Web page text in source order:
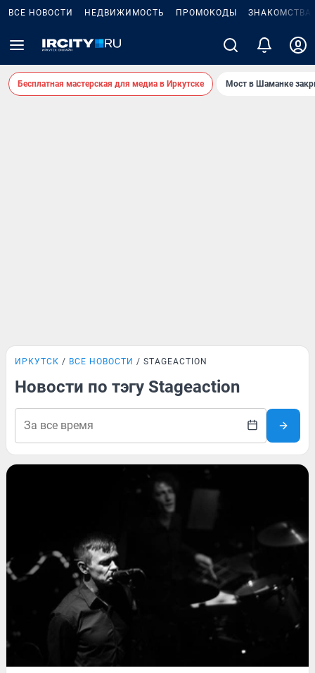
ВСЕ НОВОСТИ НЕДВИЖИМОСТЬ ПРОМОКОДЫ ЗНАКОМСТВА
Бесплатная мастерская для медиа в Иркутске Мост в Шаманке
ИРКУТСК ВСЕ НОВОСТИ STAGEACTION
Новости по тэгу Stageaction